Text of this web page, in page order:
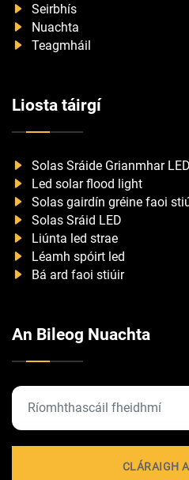
Seirbhís
Nuachta
Teagmháil
Liosta táirgí
Solas Sráide Grianmhar LED
Led solar flood light
Solas gairdín gréine faoi
Solas Sráid LED
Liúnta led strae
Léamh spóirt led
Bá ard faoi stiúir
An Bileog Nuachta
CLÁRAIGH